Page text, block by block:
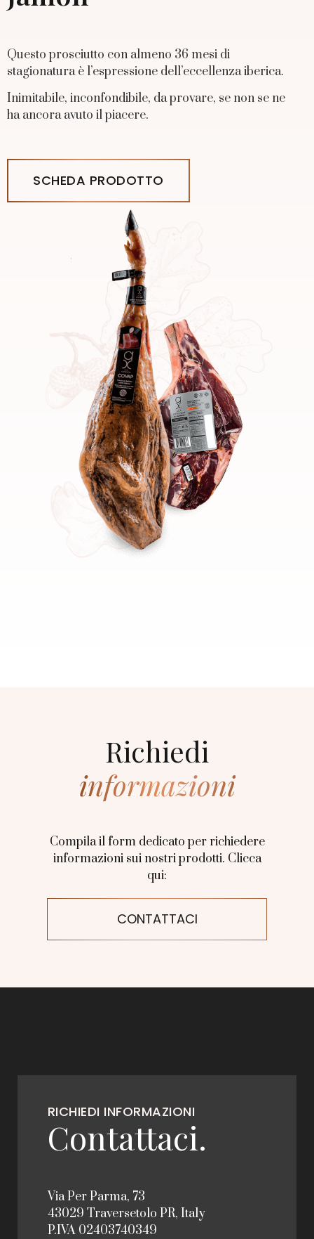
Questo prosciutto con almeno 36 mesi di
stagionatura è l’espressione dell’eccellenza iberica.
Inimitabile, inconfondibile, da provare, se non se ne
ha ancora avuto il piacere.
SCHEDA PRODOTTO
Richiedi
informazioni
Compila il form dedicato per richiedere
informazioni sui nostri prodotti. Clicca
qui:
CONTATTACI
RICHIEDI INFORMAZIONI
Contattaci.
Via Per Parma, 73
43029 Traversetolo PR, Italy
P.IVA 02403740349